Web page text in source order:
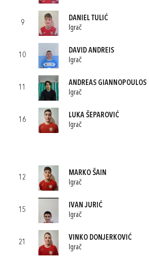
9
DANIEL TULIĆ
Igrač
10
DAVID ANDREIS
Igrač
11
ANDREAS GIANNOPOULOS
Igrač
16
LUKA ŠEPAROVIĆ
Igrač
12
MARKO ŠAIN
Igrač
15
IVAN JURIĆ
Igrač
21
VINKO DONJERKOVIĆ
Igrač